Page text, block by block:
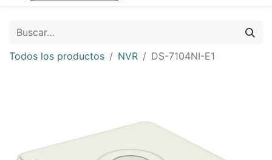
Todos los productos NVR DS-7104NI-E1